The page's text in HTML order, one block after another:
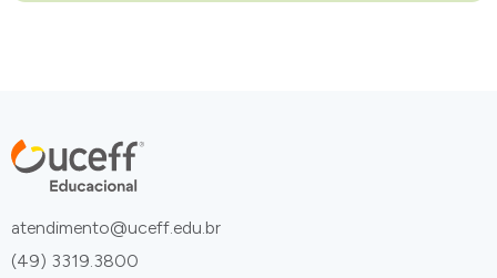
atendimento@uceff.edu.br
(49) 3319.3800